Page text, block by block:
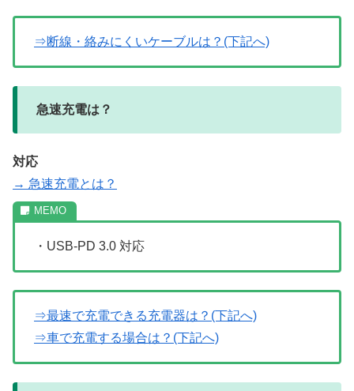
⇒断線・絡みにくいケーブルは？(下記へ)
急速充電は？
対応
→ 急速充電とは？
・USB-PD 3.0 対応
⇒最速で充電できる充電器は？(下記へ)
⇒車で充電する場合は？(下記へ)